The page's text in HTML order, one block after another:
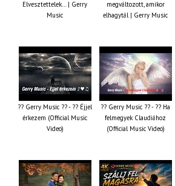
Elvesztettelek… | Gerry
Music
megváltozott, amikor
elhagytál | Gerry Music
?? Gerry Music ?? - ?? Éjjel
érkezem (Official Music
Video)
?? Gerry Music ?? - ?? Ha
felmegyek Claudiához
(Official Music Video)